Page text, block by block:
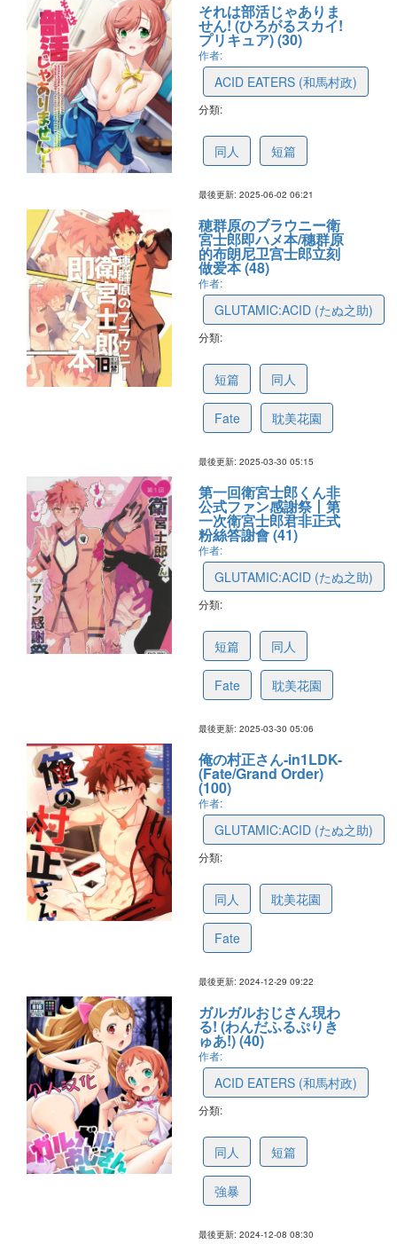
それは部活じゃありま
せん! (ひろがるスカイ!
プリキュア) (30)
作者:
ACID EATERS (和馬村政)
分類:
同人 短篇
最後更新: 2025-06-02 06:21
穂群原のブラウニー衛
宮士郎即ハメ本/穗群原
的布朗尼卫宫士郎立刻
做爱本 (48)
作者:
GLUTAMIC:ACID (たぬ之助)
分類:
短篇 同人
Fate 耽美花園
最後更新: 2025-03-30 05:15
第一回衛宮士郎くん非
公式ファン感謝祭丨第
一次衛宮士郎君非正式
粉絲答謝會 (41)
作者:
GLUTAMIC:ACID (たぬ之助)
分類:
短篇 同人
Fate 耽美花園
最後更新: 2025-03-30 05:06
俺の村正さん-in1LDK-
(Fate/Grand Order)
(100)
作者:
GLUTAMIC:ACID (たぬ之助)
分類:
同人 耽美花園
Fate
最後更新: 2024-12-29 09:22
ガルガルおじさん現わ
る! (わんだふるぷりき
ゅあ!) (40)
作者:
ACID EATERS (和馬村政)
分類:
同人 短篇
強暴
最後更新: 2024-12-08 08:30